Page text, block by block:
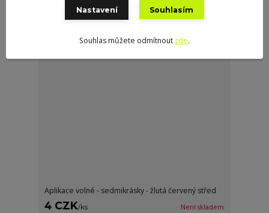
Aplikace volné - sedmikrásky - žlutá červený střed
4 CZK/ks Není skladem
Nastavení Souhlasím
Souhlas můžete odmítnout zde.